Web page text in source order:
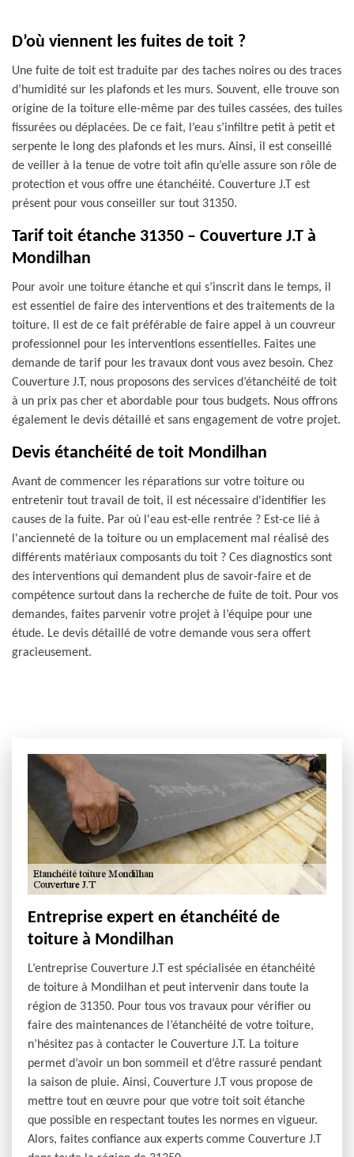
D’où viennent les fuites de toit ?
Une fuite de toit est traduite par des taches noires ou des traces
d’humidité sur les plafonds et les murs. Souvent, elle trouve son
origine de la toiture elle-même par des tuiles cassées, des tuiles
fissurées ou déplacées. De ce fait, l’eau s’infiltre petit à petit et
serpente le long des plafonds et les murs. Ainsi, il est conseillé
de veiller à la tenue de votre toit afin qu’elle assure son rôle de
protection et vous offre une étanchéité. Couverture J.T est
présent pour vous conseiller sur tout 31350.
Tarif toit étanche 31350 – Couverture J.T à
Mondilhan
Pour avoir une toiture étanche et qui s’inscrit dans le temps, il
est essentiel de faire des interventions et des traitements de la
toiture. Il est de ce fait préférable de faire appel à un couvreur
professionnel pour les interventions essentielles. Faites une
demande de tarif pour les travaux dont vous avez besoin. Chez
Couverture J.T, nous proposons des services d’étanchéité de toit
à un prix pas cher et abordable pour tous budgets. Nous offrons
également le devis détaillé et sans engagement de votre projet.
Devis étanchéité de toit Mondilhan
Avant de commencer les réparations sur votre toiture ou
entretenir tout travail de toit, il est nécessaire d'identifier les
causes de la fuite. Par où l'eau est-elle rentrée ? Est-ce lié à
l'ancienneté de la toiture ou un emplacement mal réalisé des
différents matériaux composants du toit ? Ces diagnostics sont
des interventions qui demandent plus de savoir-faire et de
compétence surtout dans la recherche de fuite de toit. Pour vos
demandes, faites parvenir votre projet à l’équipe pour une
étude. Le devis détaillé de votre demande vous sera offert
gracieusement.
Entreprise expert en étanchéité de
toiture à Mondilhan
L’entreprise Couverture J.T est spécialisée en étanchéité
de toiture à Mondilhan et peut intervenir dans toute la
région de 31350. Pour tous vos travaux pour vérifier ou
faire des maintenances de l’étanchéité de votre toiture,
n’hésitez pas à contacter le Couverture J.T. La toiture
permet d’avoir un bon sommeil et d’être rassuré pendant
la saison de pluie. Ainsi, Couverture J.T vous propose de
mettre tout en œuvre pour que votre toit soit étanche
que possible en respectant toutes les normes en vigueur.
Alors, faites confiance aux experts comme Couverture J.T